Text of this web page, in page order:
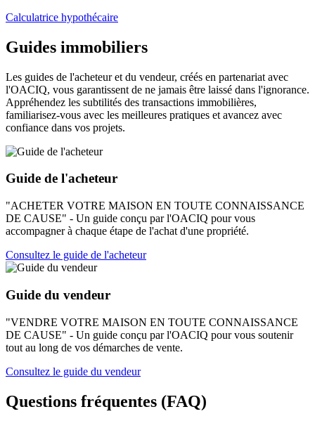
Calculatrice hypothécaire
Guides immobiliers
Les guides de l'acheteur et du vendeur, créés en partenariat avec
l'OACIQ, vous garantissent de ne jamais être laissé dans l'ignorance.
Appréhendez les subtilités des transactions immobilières,
familiarisez-vous avec les meilleures pratiques et avancez avec
confiance dans vos projets.
Guide de l'acheteur
"ACHETER VOTRE MAISON EN TOUTE CONNAISSANCE
DE CAUSE" - Un guide conçu par l'OACIQ pour vous
accompagner à chaque étape de l'achat d'une propriété.
Consultez le guide de l'acheteur
Guide du vendeur
"VENDRE VOTRE MAISON EN TOUTE CONNAISSANCE
DE CAUSE" - Un guide conçu par l'OACIQ pour vous soutenir
tout au long de vos démarches de vente.
Consultez le guide du vendeur
Questions fréquentes (FAQ)